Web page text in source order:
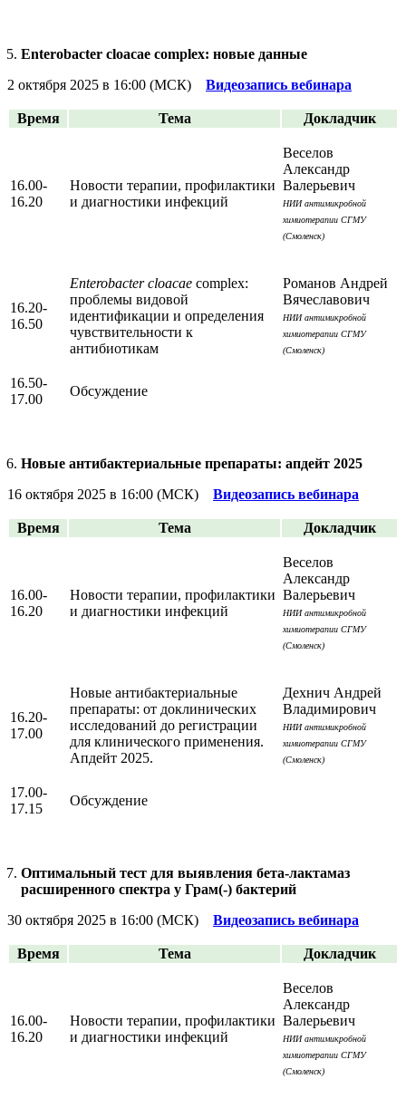
Enterobacter cloacae complex: новые данные
2 октября 2025 в 16:00 (МСК) Видеозапись вебинара
Время Тема Докладчик
16.00-
16.20
Новости терапии, профилактики
и диагностики инфекций
Веселов
Александр
Валерьевич
НИИ антимикробной
химиотерапии СГМУ
(Смоленск)
16.20-
16.50
Enterobacter cloacae complex:
проблемы видовой
идентификации и определения
чувствительности к
антибиотикам
Романов Андрей
Вячеславович
НИИ антимикробной
химиотерапии СГМУ
(Смоленск)
16.50-
17.00
Обсуждение
Новые антибактериальные препараты: апдейт 2025
16 октября 2025 в 16:00 (МСК) Видеозапись вебинара
Время Тема Докладчик
16.00-
16.20
Новости терапии, профилактики
и диагностики инфекций
Веселов
Александр
Валерьевич
НИИ антимикробной
химиотерапии СГМУ
(Смоленск)
16.20-
17.00
Новые антибактериальные
препараты: от доклинических
исследований до регистрации
для клинического применения.
Апдейт 2025.
Дехнич Андрей
Владимирович
НИИ антимикробной
химиотерапии СГМУ
(Смоленск)
17.00-
17.15
Обсуждение
Оптимальный тест для выявления бета-лактамаз
расширенного спектра у Грам(-) бактерий
30 октября 2025 в 16:00 (МСК) Видеозапись вебинара
Время Тема Докладчик
16.00-
16.20
Новости терапии, профилактики
и диагностики инфекций
Веселов
Александр
Валерьевич
НИИ антимикробной
химиотерапии СГМУ
(Смоленск)